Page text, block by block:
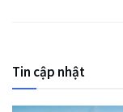
Tin cập nhật